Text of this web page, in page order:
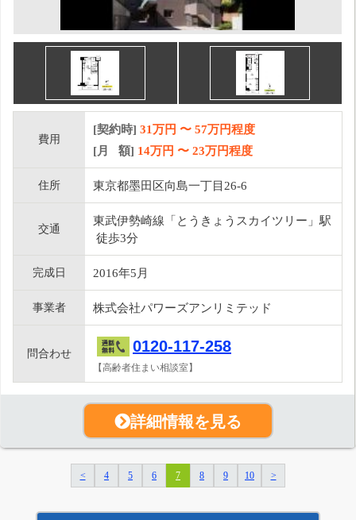
費用
[契約時] 31万円 〜 57万円程度
[月 額] 14万円 〜 23万円程度
住所 東京都墨田区向島一丁目26-6
交通
東武伊勢崎線「とうきょうスカイツリー」駅
徒歩3分
完成日 2016年5月
事業者 株式会社パワーズアンリミテッド
問合わせ 0120-117-258
【高齢者住まい相談室】
詳細情報を見る
< 4 5 6 7 8 9 10 >